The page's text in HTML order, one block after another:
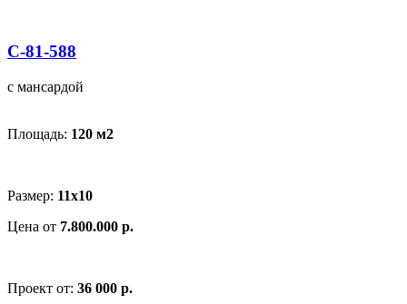
С-81-588
с мансардой
Площадь: 120 м2
Размер: 11х10
Цена от 7.800.000 р.
Проект от: 36 000 р.